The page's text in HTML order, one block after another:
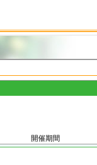
開催期間